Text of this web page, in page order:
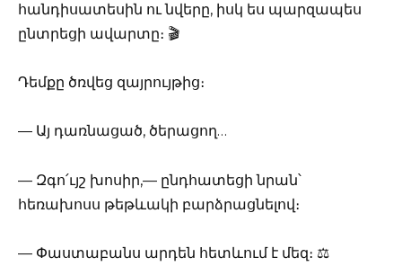
հանդիսատեսին ու նվերը, իսկ ես պարզապես
ընտրեցի ավարտը։ 🎬
Դեմքը ծռվեց զայրույթից։
— Այ դառնացած, ծերացող…
— Զգո՛ւյշ խոսիր,— ընդհատեցի նրան՝
հեռախոսս թեթևակի բարձրացնելով։
— Փաստաբանս արդեն հետևում է մեզ։ ⚖️